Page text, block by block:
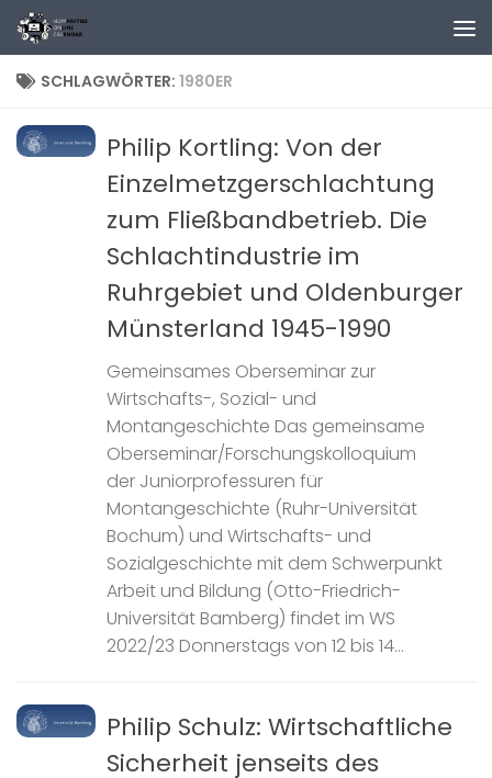
Zum Inhalt springen
SCHLAGWÖRTER: 1980ER
Philip Kortling: Von der
Einzelmetzgerschlachtung
zum Fließbandbetrieb. Die
Schlachtindustrie im
Ruhrgebiet und Oldenburger
Münsterland 1945-1990
Gemeinsames Oberseminar zur
Wirtschafts-, Sozial- und
Montangeschichte Das gemeinsame
Oberseminar/Forschungskolloquium
der Juniorprofessuren für
Montangeschichte (Ruhr-Universität
Bochum) und Wirtschafts- und
Sozialgeschichte mit dem Schwerpunkt
Arbeit und Bildung (Otto-Friedrich-
Universität Bamberg) findet im WS
2022/23 Donnerstags von 12 bis 14...
Philip Schulz: Wirtschaftliche
Sicherheit jenseits des